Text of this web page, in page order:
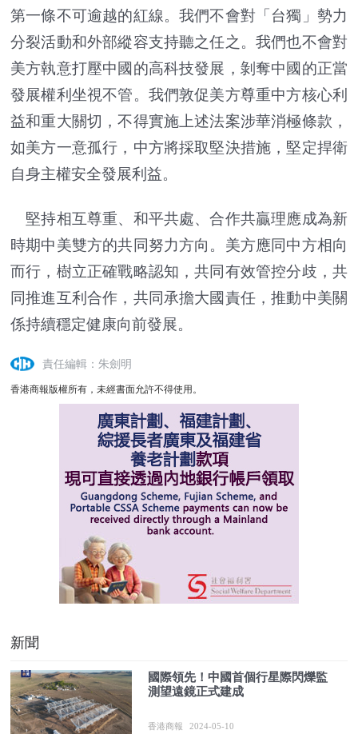
第一條不可逾越的紅線。我們不會對「台獨」勢力
分裂活動和外部縱容支持聽之任之。我們也不會對
美方執意打壓中國的高科技發展，剝奪中國的正當
發展權利坐視不管。我們敦促美方尊重中方核心利
益和重大關切，不得實施上述法案涉華消極條款，
如美方一意孤行，中方將採取堅決措施，堅定捍衛
自身主權安全發展利益。
堅持相互尊重、和平共處、合作共贏理應成為新
時期中美雙方的共同努力方向。美方應同中方相向
而行，樹立正確戰略認知，共同有效管控分歧，共
同推進互利合作，共同承擔大國責任，推動中美關
係持續穩定健康向前發展。
責任編輯：朱劍明
香港商報版權所有，未經書面允許不得使用。
新聞
國際領先！中國首個行星際閃爍監
測望遠鏡正式建成
香港商報 2024-05-10